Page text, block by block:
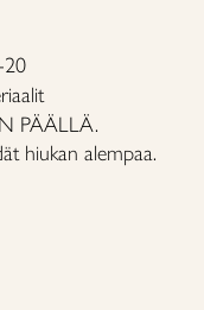
20
PÄÄLLÄ.
hiukan alempaa.